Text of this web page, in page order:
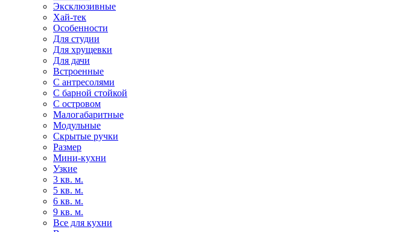
Эксклюзивные
Хай-тек
Особенности
Для студии
Для хрущевки
Для дачи
Встроенные
С антресолями
С барной стойкой
С островом
Малогабаритные
Модульные
Скрытые ручки
Размер
Мини-кухни
Узкие
3 кв. м.
5 кв. м.
6 кв. м.
9 кв. м.
Все для кухни